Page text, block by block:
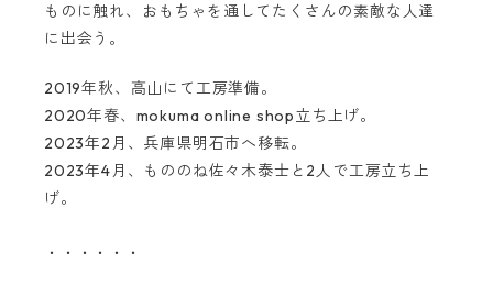
ものに触れ、おもちゃを通してたくさんの素敵な人達
に出会う。
2019年秋、高山にて工房準備。
2020年春、mokuma online shop立ち上げ。
2023年2月、兵庫県明石市へ移転。
2023年4月、もののね佐々木泰士と2人で工房立ち上
げ。
・・・・・・